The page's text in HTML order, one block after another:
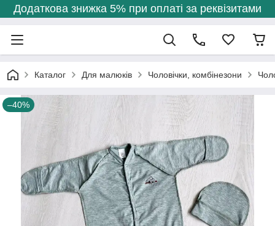
Додаткова знижка 5% при оплаті за реквізитами
Каталог Для малюків Чоловічки, комбінезони
–40%